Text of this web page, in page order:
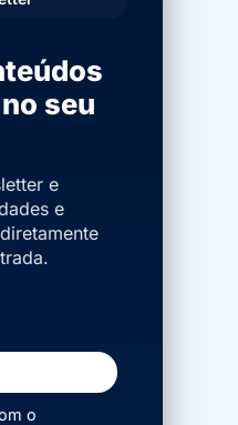
seu
e
e
o